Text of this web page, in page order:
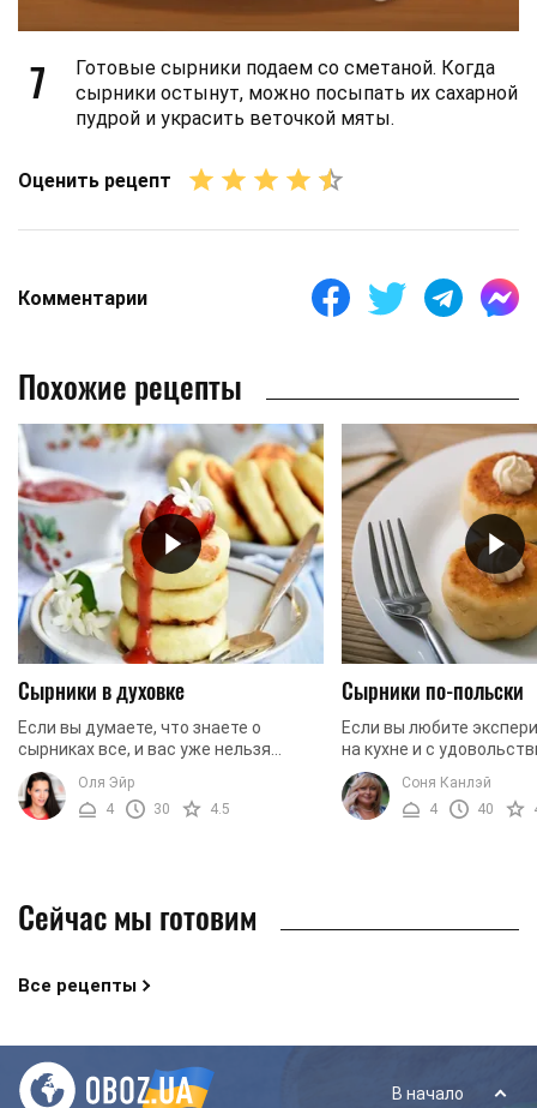
7
Готовые сырники подаем со сметаной. Когда
сырники остынут, можно посыпать их сахарной
пудрой и украсить веточкой мяты.
Оценить рецепт
Комментарии
Похожие рецепты
Сырники в духовке
Если вы думаете, что знаете о
сырниках все, и вас уже нельзя
ничем удивить, вы очень сильно
ошибаетесь. Как показывает
практика, кухня – это то ...
Оля Эйр
4
30 4.5
Сырники по-польски
Если вы любите
на кухне и с
осваиваете новые
точно понравится
по-польски. По сути, в ...
Соня Канлэй
4
40
Сейчас мы готовим
Все рецепты
В начало